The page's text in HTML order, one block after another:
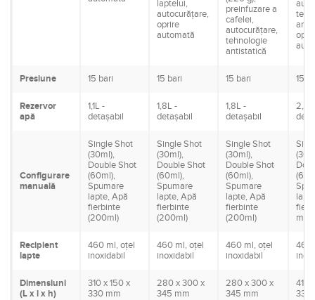
laptelui,
autocurățare,
oprire
automată
preinfuzare a
cafelei,
autocurățare,
tehnologie
antistatică
Presiune 15 bari 15 bari 15 bari 15
Rezervor
apă
1,1L -
detașabil
1,8L -
detașabil
1,8L -
detașabil
2,8
Configurare
manuală
Single Shot
(30ml),
Double Shot
(60ml),
Spumare
lapte, Apă
fierbinte
(200ml)
Single Shot
(30ml),
Double Shot
(60ml),
Spumare
lapte, Apă
fierbinte
(200ml)
Single Shot
(30ml),
Double Shot
(60ml),
Spumare
lapte, Apă
fierbinte
(200ml)
(30
(60
ml)
Recipient
lapte
460 ml, oțel
inoxidabil
460 ml, oțel
inoxidabil
460 ml, oțel
inoxidabil
460
Dimensiuni
(L x l x h)
310 x 150 x
330 mm
280 x 300 x
345 mm
280 x 300 x
345 mm
415
330